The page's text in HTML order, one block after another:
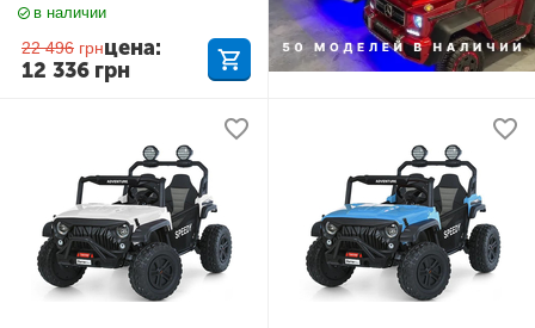
в наличии
22 496 грн
12 336 грн
цена: